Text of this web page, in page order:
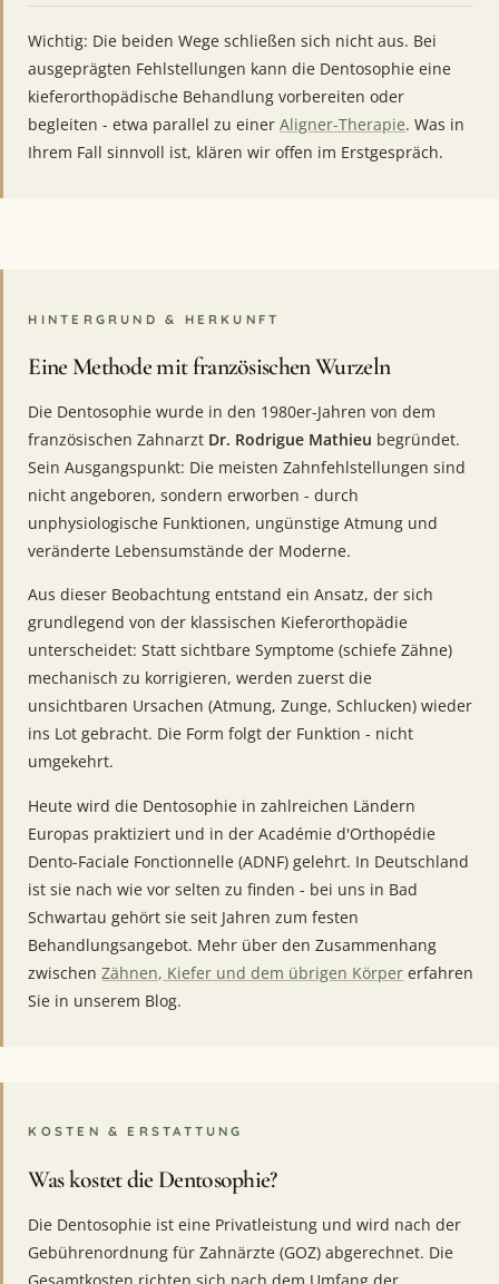
Wichtig: Die beiden Wege schließen sich nicht aus. Bei
ausgeprägten Fehlstellungen kann die Dentosophie eine
kieferorthopädische Behandlung vorbereiten oder
begleiten - etwa parallel zu einerAligner-Therapie. Was in
Ihrem Fall sinnvoll ist, klären wir offen im Erstgespräch.
HINTERGRUND & HERKUNFT
Eine Methode mit französischen Wurzeln
Die Dentosophie wurde in den 1980er-Jahren von dem
französischen Zahnarzt Dr. Rodrigue Mathieu begründet.
Sein Ausgangspunkt: Die meisten Zahnfehlstellungen sind
nicht angeboren, sondern erworben - durch
unphysiologische Funktionen, ungünstige Atmung und
veränderte Lebensumstände der Moderne.
Aus dieser Beobachtung entstand ein Ansatz, der sich
grundlegend von der klassischen Kieferorthopädie
unterscheidet: Statt sichtbare Symptome (schiefe Zähne)
mechanisch zu korrigieren, werden zuerst die
unsichtbaren Ursachen (Atmung, Zunge, Schlucken) wieder
ins Lot gebracht. Die Form folgt der Funktion - nicht
umgekehrt.
Heute wird die Dentosophie in zahlreichen Ländern
Europas praktiziert und in der Académie d'Orthopédie
Dento-Faciale Fonctionnelle (ADNF) gelehrt. In Deutschland
ist sie nach wie vor selten zu finden - bei uns in Bad
Schwartau gehört sie seit Jahren zum festen
Behandlungsangebot. Mehr über den Zusammenhang
zwischenZähnen, Kiefer und dem übrigen Körper erfahren
Sie in unserem Blog.
KOSTEN & ERSTATTUNG
Was kostet die Dentosophie?
Die Dentosophie ist eine Privatleistung und wird nach der
Gebührenordnung für Zahnärzte (GOZ) abgerechnet. Die
Gesamtkosten richten sich nach dem Umfang der